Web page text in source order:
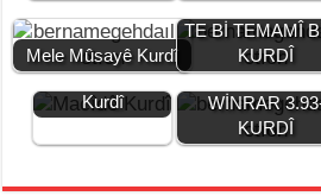
o
k
p
er
Mele Mûsayê Kurdî
BİLA
TE Bİ TEMAMÎ
KURDÎ
Jiyana Macîd el-
Kurdî
WİNRAR
KURDÎ